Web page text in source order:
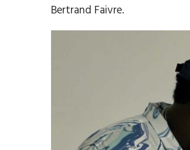
Bertrand Faivre.